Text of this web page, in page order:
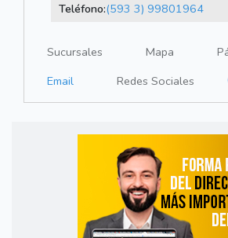
Teléfono:(593 3) 99801964
Sucursales Mapa
Email
Redes Sociales